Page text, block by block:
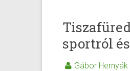
sportról
Gábor Hernyák